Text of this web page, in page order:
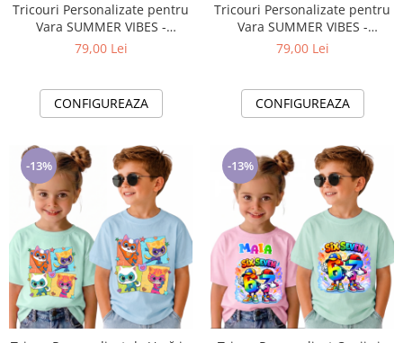
Tricouri Personalizate pentru
Vara SUMMER VIBES -
Esentiale in Bagajul Tau de
79,00 Lei
CONFIGUREAZA
Tricouri Personalizate pentru
Vara SUMMER VIBES -
Esentiale in Bagajul Tau de
79,00 Lei
CONFIGUREAZA
-13% -13%